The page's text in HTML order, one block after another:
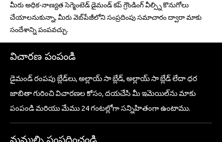
మీరు అధిక-నాణ్యత సెగ్మెంటెడ్ డైమండ్ కప్ గ్రౌండింగ్ వీల్స్ని కొనుగోలు
చేయాలనుకున్నా, మీరు వెబ్‌పేజీలోని సంప్రదింపు సమాచారం ద్వారా మాకు
సందేశాన్ని పంపవచ్చు.
విచారణ పంపండి
డైమండ్ రంపపు బ్లేడ్‌లు, అల్లాయ్ సా బ్లేడ్, అల్లాయ్ సా బ్లేడ్ లేదా ధర
జాబితా గురించి విచారణల కోసం, దయచేసి మీ ఇమెయిల్‌ను మాకు
పంపండి మరియు మేము 24 గంటల్లోగా సన్నిహితంగా ఉంటాము.
మమ్మల్ని సంప్రదించండి